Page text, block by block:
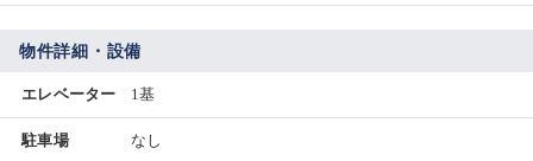
物件詳細・設備
エレベーター 1基
駐車場 なし